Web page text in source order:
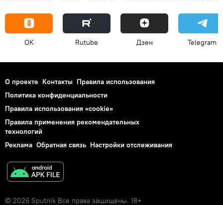
OK Rutube Дзен Telegram
О проекте Контакты Правила использования
Политика конфиденциальности
Правила использования «cookie»
Правила применения рекомендательных
технологий
Реклама Обратная связь Настройки отслеживания
© 2026 Sputnik Все права защищены. 18+